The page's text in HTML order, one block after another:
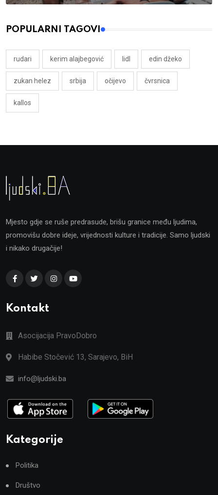
POPULARNI TAGOVI
rudari kerim alajbegović lidl edin džeko
zukan helez srbija očijevo čvrsnica
kallos
Mjesto gdje se ruše predrasude, brišu granice među ljudima,
promovišu dobre ideje, vrijednosti kulture i tradicije. Samo ljudski
i nikako drugačije!
Kontakt
Asocijacija PravoDobro
Habibe Stočević 13, Sarajevo, BiH
info@ljudski.ba
Kategorije
Politika
Društvo